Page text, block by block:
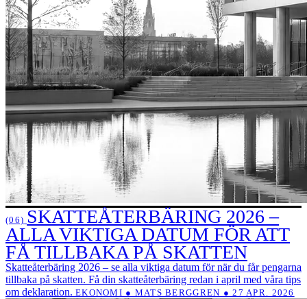
(06) SKATTEÅTERBÄRING 2026 –
ALLA VIKTIGA DATUM FÖR ATT
FÅ TILLBAKA PÅ SKATTEN
Skatteåterbäring 2026 – se alla viktiga datum för när du får pengarna
tillbaka på skatten. Få din skatteåterbäring redan i april med våra tips
om deklaration. EKONOMI ● MATS BERGGREN ● 27 APR. 2026